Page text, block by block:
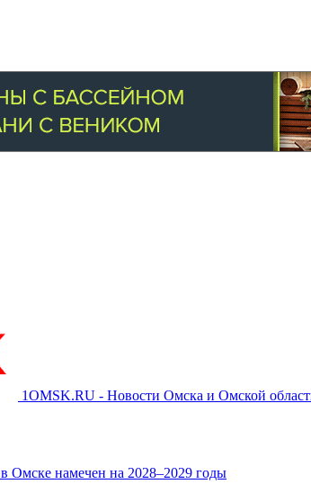
1OMSK.RU - Новости Омска и Омской
Омске намечен на 2028–2029 годы